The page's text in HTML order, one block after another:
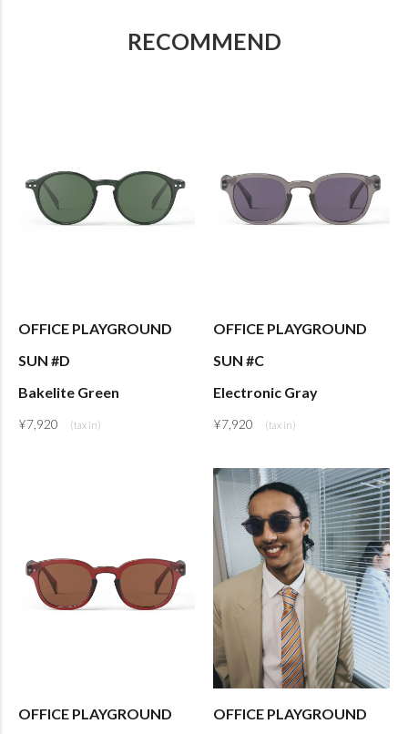
RECOMMEND
OFFICE PLAYGROUND
SUN #D
Bakelite Green
¥7,920
OFFICE PLAYGROUND
SUN #C
Electronic Gray
¥7,920
OFFICE PLAYGROUND
OFFICE PLAYGROUND